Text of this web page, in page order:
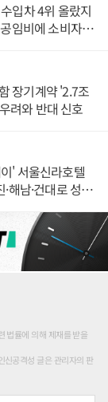
입차 4위 올랐지
임비에 소비자
장기계약 '2.7조
려와 반대 신호
' 서울신라호텔
해남·건대로 성
법률에 의해 제재를 받을
신공격성 글은 관리자의 판